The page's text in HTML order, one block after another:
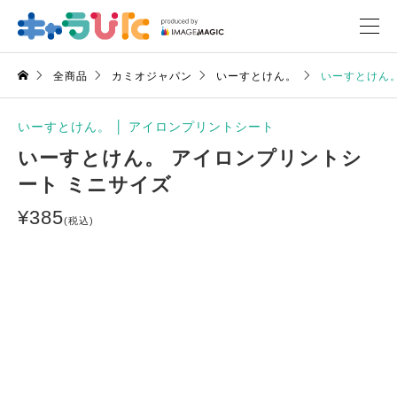
全商品 カミオジャパン いーすとけん。 いーすとけん
いーすとけん。 アイロンプリントシート
いーすとけん。 アイロンプリントシ
ート ミニサイズ
¥385(税込)